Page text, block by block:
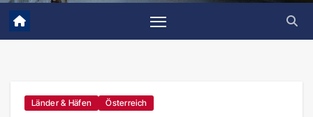
Länder & Häfen Österreich